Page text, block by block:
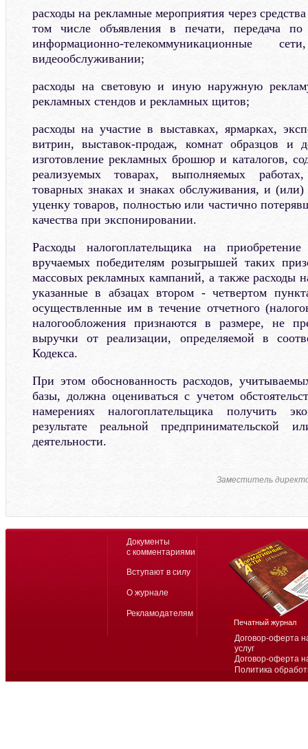
расходы на рекламные мероприятия через
том числе объявления в печати, передача
информационно-
видеообслуживании;
расходы на световую и иную наружную
рекламных стендов и рекламных щитов;
расходы на участие в выставках, ярмарках,
витрин, выставок-продаж, комнат образцов и
изготовление рекламных брошюр и каталогов,
реализуемых товарах, выполняемых
товарных знаках и знаках обслуживания, и
уценку товаров, полностью или частично
качества при экспонировании.
Расходы налогоплательщика на
вручаемых победителям розыгрышей таких
массовых рекламных кампаний, а также расходы
указанные в абзацах втором - четвертом
осуществленные им в течение отчетного
налогообложения признаются в размере, не
выручки от реализации, определяемой в
Кодекса.
При этом обоснованность расходов,
базы, должна оцениваться с учетом
намерениях налогоплательщика получить
результате реальной предпринимательской
деятельности.
Заместитель
Договор-оферта
услуг
Договор-оферта
Политика
Документы
с комментариями
Вступают в силу
О журнале
Рекламодателям
Печатный журнал